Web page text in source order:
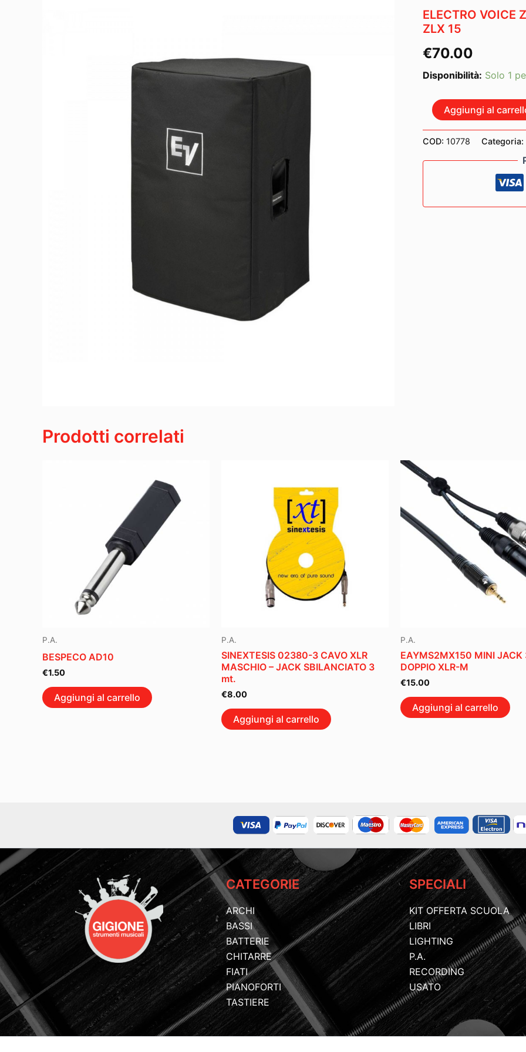
ELECTRO VOICE
ZLX 15
€70.00
Disponibilità: Solo 1
ELECTRO
VOICE
ZLX15-
G2
COVER
ZLX
Aggiungi al
COD: 10778 Categoria:
Prodotti correlati
P.A.
BESPECO AD10
€1.50
Aggiungi al carrello
P.A.
SINEXTESIS 02380-3 CAVO XLR
MASCHIO – JACK SBILANCIATO 3
mt.
€8.00
Aggiungi al carrello
P.A.
EAYMS2MX150 MINI JACK
DOPPIO XLR-M
€15.00
Aggiungi al carrello
CATEGORIE
ARCHI
BASSI
BATTERIE
CHITARRE
FIATI
PIANOFORTI
TASTIERE
SPECIALI
KIT OFFERTA SCUOLA
LIBRI
LIGHTING
P.A.
RECORDING
USATO